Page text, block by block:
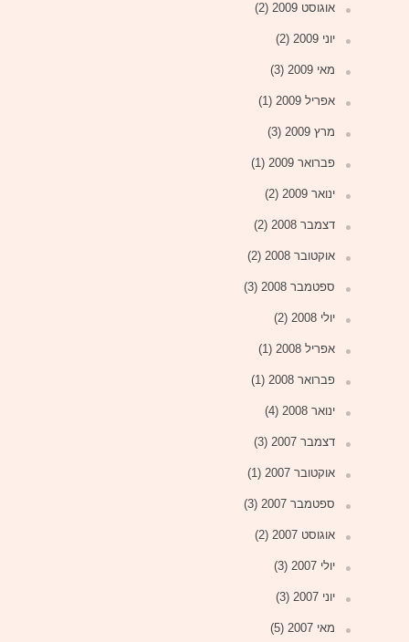
אוגוסט 2009 (2)
יוני 2009 (2)
מאי 2009 (3)
אפריל 2009 (1)
מרץ 2009 (3)
פברואר 2009 (1)
ינואר 2009 (2)
דצמבר 2008 (2)
אוקטובר 2008 (2)
ספטמבר 2008 (3)
יולי 2008 (2)
אפריל 2008 (1)
פברואר 2008 (1)
ינואר 2008 (4)
דצמבר 2007 (3)
אוקטובר 2007 (1)
ספטמבר 2007 (3)
אוגוסט 2007 (2)
יולי 2007 (3)
יוני 2007 (3)
מאי 2007 (5)